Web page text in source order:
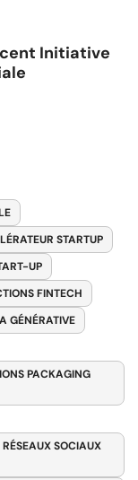
Initiative
STARTUP
UP
FINTECH
GÉNÉRATIVE
PACKAGING
SOCIAUX